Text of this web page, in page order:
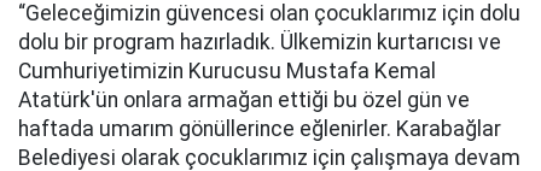
“Geleceğimizin güvencesi olan çocuklarımız için dolu
dolu bir program hazırladık. Ülkemizin kurtarıcısı ve
Cumhuriyetimizin Kurucusu Mustafa Kemal
Atatürk'ün onlara armağan ettiği bu özel gün ve
haftada umarım gönüllerince eğlenirler. Karabağlar
Belediyesi olarak çocuklarımız için çalışmaya devam